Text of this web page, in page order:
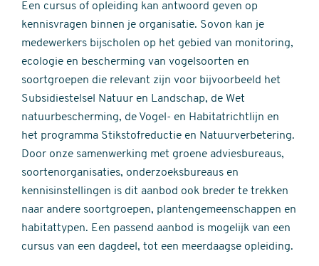
Een cursus of opleiding kan antwoord geven op
kennisvragen binnen je organisatie. Sovon kan je
medewerkers bijscholen op het gebied van monitoring,
ecologie en bescherming van vogelsoorten en
soortgroepen die relevant zijn voor bijvoorbeeld het
Subsidiestelsel Natuur en Landschap, de Wet
natuurbescherming, de Vogel- en Habitatrichtlijn en
het programma Stikstofreductie en Natuurverbetering.
Door onze samenwerking met groene adviesbureaus,
soortenorganisaties, onderzoeksbureaus en
kennisinstellingen is dit aanbod ook breder te trekken
naar andere soortgroepen, plantengemeenschappen en
habitattypen. Een passend aanbod is mogelijk van een
cursus van een dagdeel, tot een meerdaagse opleiding.